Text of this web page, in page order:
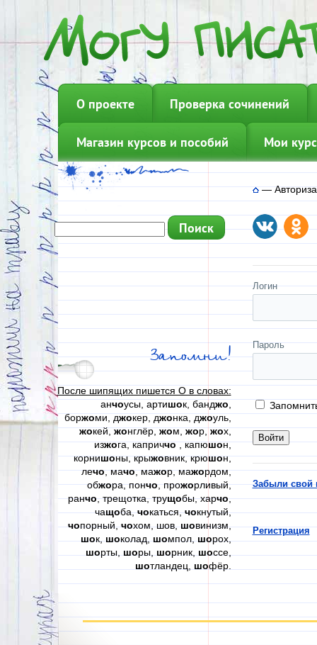
О проекте Проверка сочинений
Магазин курсов и пособий Мои
Запомни!
После шипящих пишется О в словах:
анчоусы, артишок, банджо
боржоми, джокер, джонка, джоуль,
жокей,жонглёр,жом,жор,жох,
изжога, каприччо, капюшон,
корнишоны, крыжовник, крюшон,
лечо, мачо, мажор, мажордом,
обжора, пончо, прожорливый,
ранчо, трещотка, трущобы, харчо,
чащоба,чокаться,чокнутый,
чопорный,чохом, шов,шовинизм,
шок,шоколад,шомпол,шорох,
шорты, шоры, шорник, шоссе,
шотландец, шофёр.
—
Логин
Пароль
Забыли свой
Регистрация